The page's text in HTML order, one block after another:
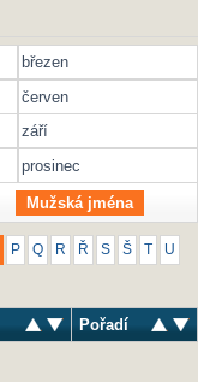
březen
červen
září
prosinec
Mužská jména
P Q R Ř S Š U
Pořadí